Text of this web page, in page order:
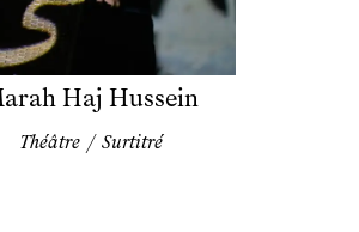
Haj Hussein
Théâtre / Surtitré